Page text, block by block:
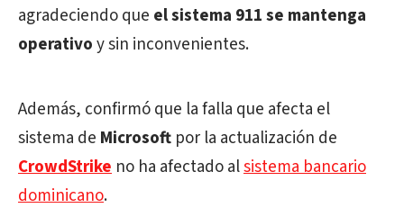
agradeciendo que el sistema 911 se mantenga
operativoy sin inconvenientes.
Además, confirmó que la falla que afecta el
sistema de Microsoft por la actualización de
CrowdStrike no ha afectado alsistema bancario
dominicano.